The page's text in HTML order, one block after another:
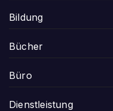
Bildung
Bücher
Büro
Dienstleistung